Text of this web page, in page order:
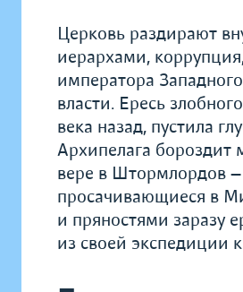
Церковь раздирают
иерархами,
императора
власти. Ересь
века назад, пусти­ла
Архипелага бороздит
вере в Штормлордов
просачивающиеся в
и пряностями заразу
из своей экспедиции